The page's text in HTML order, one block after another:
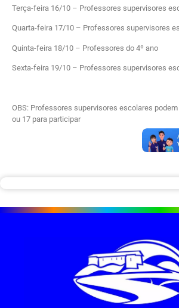
Terça-feira 16/10 – Professores supervisores
Quarta-feira 17/10 – Professores supervisores
Quinta-feira 18/10 – Professores do 4º ano
Sexta-feira 19/10 – Professores supervisores
OBS: Professores supervisores escolares
ou 17 para participar